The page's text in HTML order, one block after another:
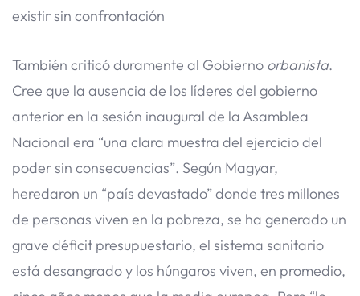
existir sin confrontación
También criticó duramente al Gobierno orbanista.
Cree que la ausencia de los líderes del gobierno
anterior en la sesión inaugural de la Asamblea
Nacional era “una clara muestra del ejercicio del
poder sin consecuencias”. Según Magyar,
heredaron un “país devastado” donde tres millones
de personas viven en la pobreza, se ha generado un
grave déficit presupuestario, el sistema sanitario
está desangrado y los húngaros viven, en promedio,